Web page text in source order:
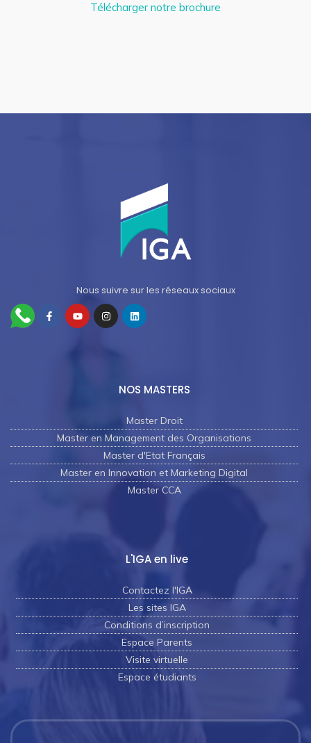
Télécharger notre brochure
Nous suivre sur les réseaux sociaux
NOS MASTERS
Master Droit
Master en Management des Organisations
Master d'Etat Français
Master en Innovation et Marketing Digital
Master CCA
L'IGA en live
Contactez l'IGA
Les sites IGA
Conditions d’inscription
Espace Parents
Visite virtuelle
Espace étudiants